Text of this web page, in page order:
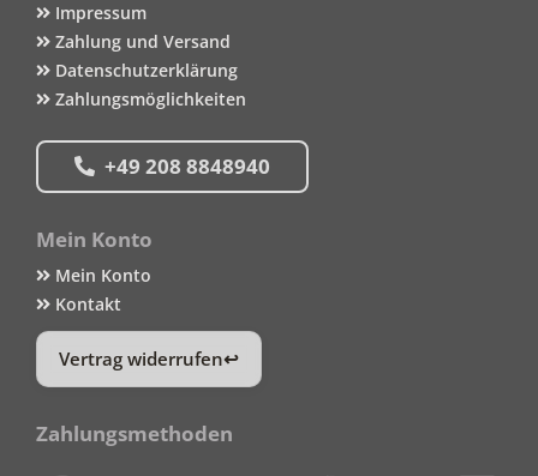
Impressum
Zahlung und Versand
Datenschutzerklärung
Zahlungsmöglichkeiten
+49 208 8848940
Mein Konto
Mein Konto
Kontakt
Vertrag widerrufen
Zahlungsmethoden